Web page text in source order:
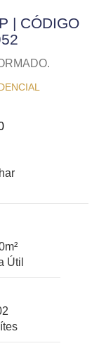
| CÓDIGO
Útil